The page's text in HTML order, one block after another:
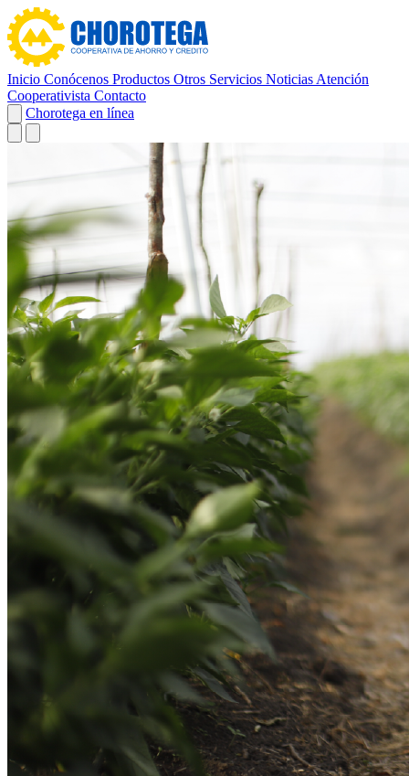
Inicio Conócenos Productos Otros Servicios Noticias Atención
Cooperativista Contacto
Chorotega en línea